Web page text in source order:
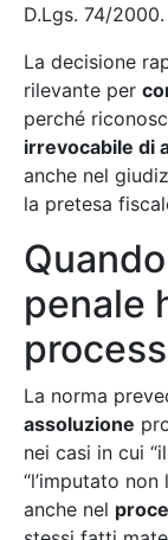
D.Lgs. 74/2000.
La decisione
rilevante per
perché
irrevocabile di
anche nel
la pretesa
penale
La norma
assoluzione
nei casi in cui
“l’imputato
anche nel